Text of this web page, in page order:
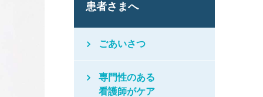
患者さまへ
ごあいさつ
専門性のある
看護師がケア